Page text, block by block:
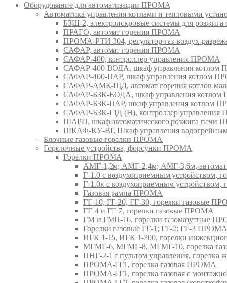
Оборудование для автоматизации ПРОМА
Автоматика управления котлами и тепловыми
БЗШ-2, электроискровые системы для
ПРАГО, автомат горения ПРОМА
ПРОМА-РТИ-304, регулятор газ-воздух-
САФАР, автомат горения ПРОМА
САФАР-400, контроллер управления ПРОМА
САФАР-400-ВОДА, шкаф управления котлом
САФАР-400-ПАР, шкаф управления котлом
САФАР-АМК-ЩД, автомат горения котлов
САФАР-БЗК-ВОДА, шкаф управления
САФАР-БЗК-ПАР, шкаф управления котлом
САФАР-БЗК-ЩД (Н), контроллер управления
ШАРП, шкаф автоматического розжига печи
ШКАФ-КУ-ВГ, Шкаф управления
Блочные газовые горелки ПРОМА
Горелочные устройства, форсунки ПРОМА
Горелки ПРОМА
АМГ-1,2м; АМГ-2,4м; АМГ-3,6м,
Г-1.0 с воздухоприемным устройством,
Г-1.0к с воздухоприемным
Газовая рампа ПРОМА
ГГ-10, ГГ-20, ГГ-30, горелки газовые
ГГ-4 и ГГ-7, горелки газовые ПРОМА
ГМ и ГМП-16, горелки газомазутные
Горелки газовые ГГ-1; ГГ-2; ГГ-3 ПРОМА
ИГК 1-15, ИГК 1-300, горелки
МГМГ-6, МГМГ-8, МГМГ-10, горелка
ПНГ-2-1 с пультом управления,
ПРОМА-ГГ1, горелка газовая ПРОМА
ПРОМА-ГГ1, горелка газовая с